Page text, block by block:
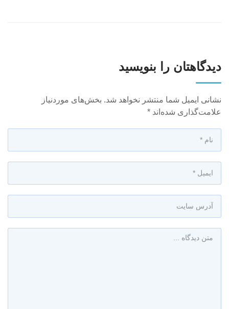
دیدگاهتان را بنویسید
نشانی ایمیل شما منتشر نخواهد شد. بخش‌های موردنیاز
علامت‌گذاری شده‌اند *